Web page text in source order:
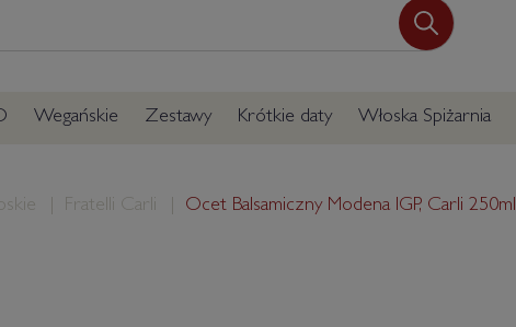
Wegańskie Zestawy Krótkie daty Włoska Spiżarnia
Fratelli Carli Ocet Balsamiczny Modena IGP, Carli 250ml